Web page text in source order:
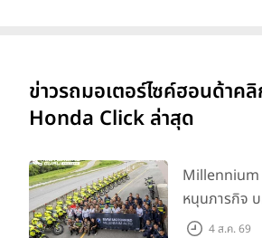
ข่าวรถมอเตอร์ไซค์ฮอนด้าค
Honda Click ล่าสุด
หนุนภารกิจ
BMW R4 ส.ค. 69